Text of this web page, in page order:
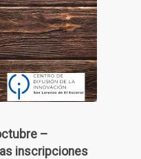
–
inscripciones